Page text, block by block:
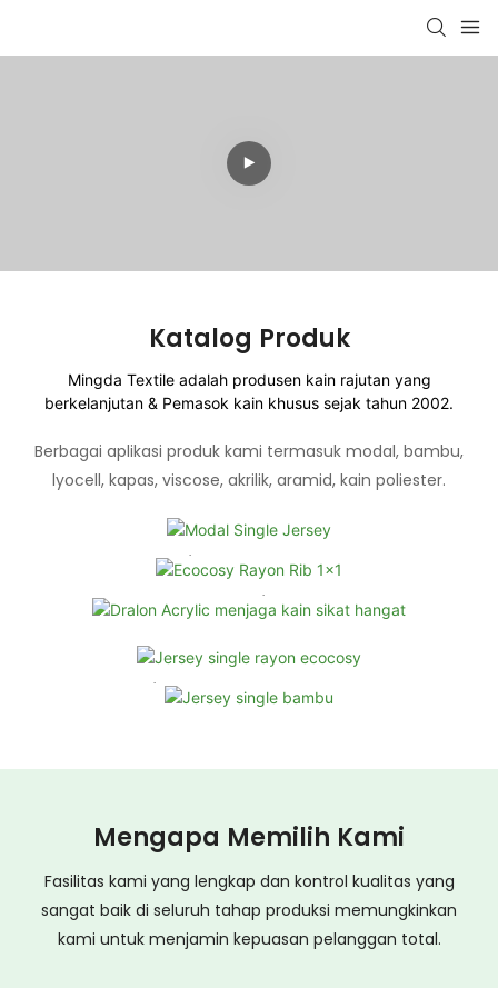
Katalog Produk
Mingda Textile adalah produsen kain rajutan yang
berkelanjutan & Pemasok kain khusus sejak tahun 2002.
Berbagai aplikasi produk kami termasuk modal, bambu,
lyocell, kapas, viscose, akrilik, aramid, kain poliester.
Modal Single Jersey
Ecocosy Rayon Rib 1x1
Dralon Acrylic menjaga kain sikat
hangat
Jersey single rayon ecocosy
Mengapa Memilih Kami
Fasilitas kami yang lengkap dan kontrol kualitas yang
sangat baik di seluruh tahap produksi memungkinkan
kami untuk menjamin kepuasan pelanggan total.